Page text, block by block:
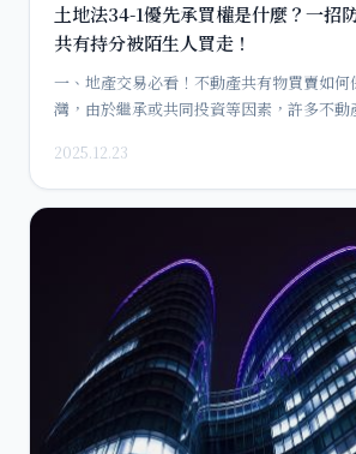
土地法34-1優先承買權是什麼？一招
共有持分被陌生人買走！
一、地產交易必看！不動產共有物買賣如何
灣，由於繼承或共同投資等因素，許多不動
2025.12.23